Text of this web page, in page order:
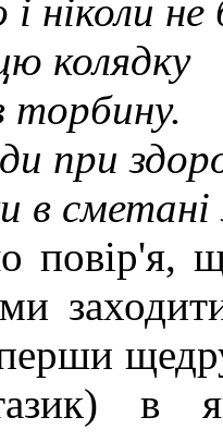
ніколи не
колядку
торбину.
при
в
повір'я,
в